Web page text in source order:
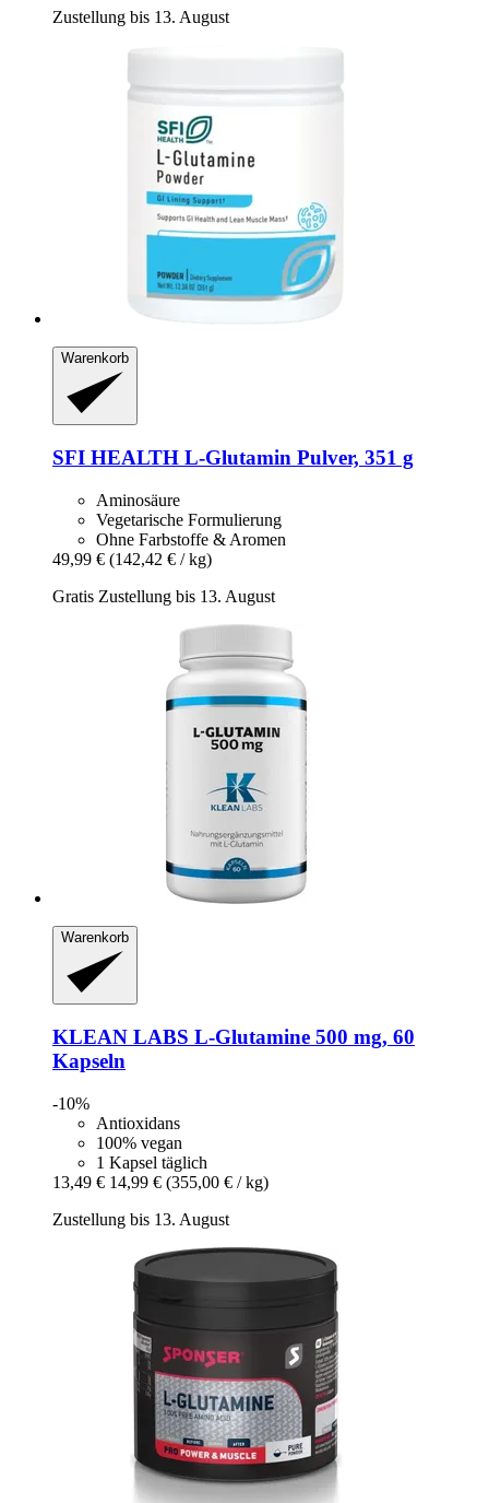
Zustellung bis 13. August
Warenkorb
SFI HEALTH L-​Glutamin Pulver, 351 g
Aminosäure
Vegetarische Formulierung
Ohne Farbstoffe & Aromen
49,99 € (142,42 € / kg)
Gratis Zustellung bis 13. August
Warenkorb
KLEAN LABS L-​Glutamine 500 mg, 60
Kapseln
-10%
Antioxidans
100% vegan
1 Kapsel täglich
13,49 € 14,99 € (355,00 € / kg)
Zustellung bis 13. August